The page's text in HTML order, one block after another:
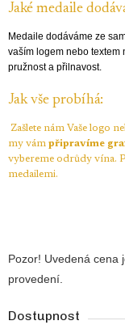
Jaké medaile
Medaile dodáváme ze
vaším logem nebo textem
pružnost a přilnavost.
Jak vše probíhá:
Zašlete nám Vaše logo
my vám připravíme
vybereme odrůdy vína.
medailemi.
Pozor! Uvedená cena
provedení.
Dostupnost